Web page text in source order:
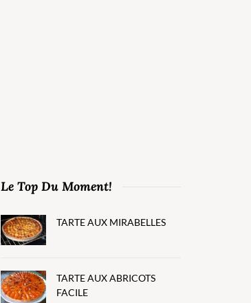
Le Top Du Moment!
TARTE AUX MIRABELLES
TARTE AUX ABRICOTS
FACILE